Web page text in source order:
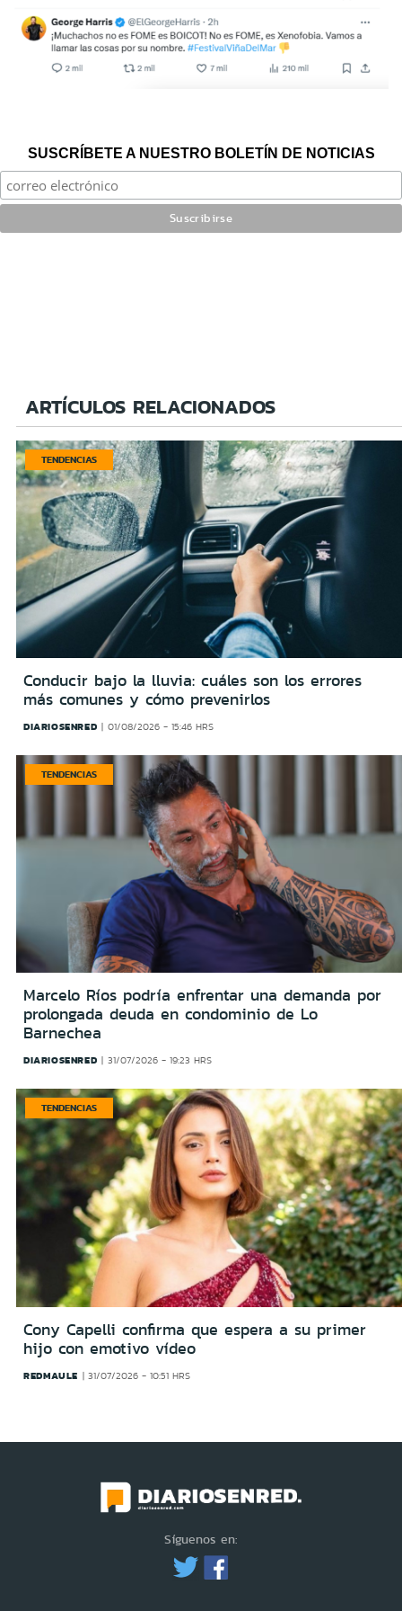
SUSCRÍBETE A NUESTRO BOLETÍN DE NOTICIAS
ARTÍCULOS RELACIONADOS
TENDENCIAS
Conducir bajo la lluvia: cuáles son los errores
más comunes y cómo prevenirlos
DIARIOSENRED 01/08/2026 - 15:46 HRS
TENDENCIAS
Marcelo Ríos podría enfrentar una demanda por
prolongada deuda en condominio de Lo
Barnechea
DIARIOSENRED 31/07/2026 - 19:23 HRS
TENDENCIAS
Cony Capelli confirma que espera a su primer
hijo con emotivo vídeo
REDMAULE 31/07/2026 - 10:51 HRS
Síguenos en: